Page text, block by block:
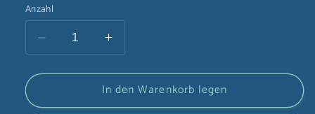
Anzahl
Verringere
die
Menge
Traditioneller
Erhöhe
die
Menge
für
Traditioneller
In den Warenkorb legen